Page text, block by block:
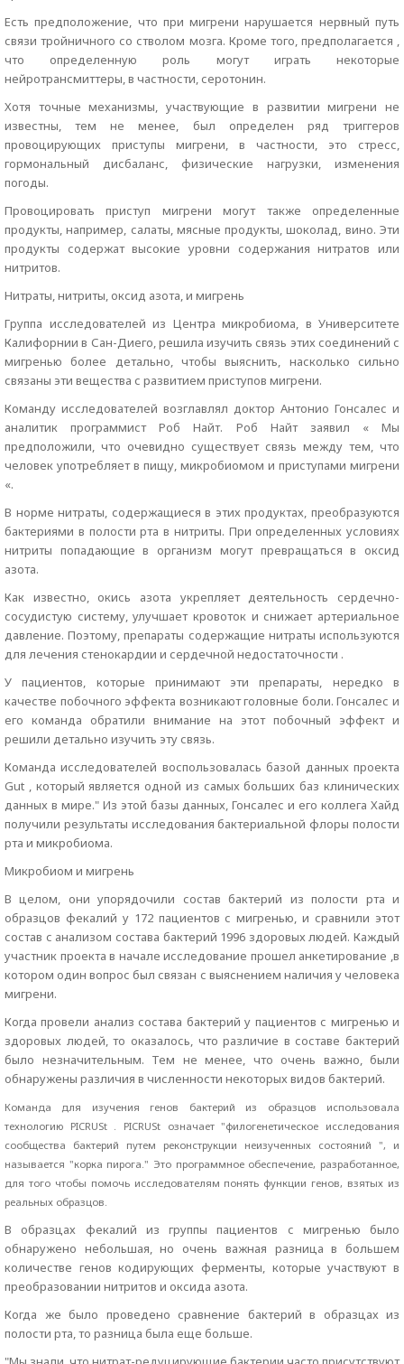
Есть предположение, что при мигрени нарушается нервный путь
связи тройничного со стволом мозга. Кроме того, предполагается ,
что определенную роль могут играть некоторые
нейротрансмиттеры, в частности, серотонин.
Хотя точные механизмы, участвующие в развитии мигрени не
известны, тем не менее, был определен ряд триггеров
провоцирующих приступы мигрени, в частности, это стресс,
гормональный дисбаланс, физические нагрузки, изменения
погоды.
Провоцировать приступ мигрени могут также определенные
продукты, например, салаты, мясные продукты, шоколад, вино. Эти
продукты содержат высокие уровни содержания нитратов или
нитритов.
Нитраты, нитриты, оксид азота, и мигрень
Группа исследователей из Центра микробиома, в Университете
Калифорнии в Сан-Диего, решила изучить связь этих соединений с
мигренью более детально, чтобы выяснить, насколько сильно
связаны эти вещества с развитием приступов мигрени.
Команду исследователей возглавлял доктор Антонио Гонсалес и
аналитик программист Роб Найт. Роб Найт заявил « Мы
предположили, что очевидно существует связь между тем, что
человек употребляет в пищу, микробиомом и приступами мигрени
«.
В норме нитраты, содержащиеся в этих продуктах, преобразуются
бактериями в полости рта в нитриты. При определенных условиях
нитриты попадающие в организм могут превращаться в оксид
азота.
Как известно, окись азота укрепляет деятельность сердечно-
сосудистую систему, улучшает кровоток и снижает артериальное
давление. Поэтому, препараты содержащие нитраты используются
для лечения стенокардии и сердечной недостаточности .
У пациентов, которые принимают эти препараты, нередко в
качестве побочного эффекта возникают головные боли. Гонсалес и
его команда обратили внимание на этот побочный эффект и
решили детально изучить эту связь.
Команда исследователей воспользовалась базой данных проекта
Gut , который является одной из самых больших баз клинических
данных в мире." Из этой базы данных, Гонсалес и его коллега Хайд
получили результаты исследования бактериальной флоры полости
рта и микробиома.
Микробиом и мигрень
В целом, они упорядочили состав бактерий из полости рта и
образцов фекалий у 172 пациентов с мигренью, и сравнили этот
состав с анализом состава бактерий 1996 здоровых людей. Каждый
участник проекта в начале исследование прошел анкетирование ,в
котором один вопрос был связан с выяснением наличия у человека
мигрени.
Когда провели анализ состава бактерий у пациентов с мигренью и
здоровых людей, то оказалось, что различие в составе бактерий
было незначительным. Тем не менее, что очень важно, были
обнаружены различия в численности некоторых видов бактерий.
Команда для изучения генов бактерий из образцов использовала
технологию PICRUSt . PICRUSt означает "филогенетическое исследования
сообщества бактерий путем реконструкции неизученных состояний ", и
называется "корка пирога." Это программное обеспечение, разработанное,
для того чтобы помочь исследователям понять функции генов, взятых из
реальных образцов.
В образцах фекалий из группы пациентов с мигренью было
обнаружено небольшая, но очень важная разница в большем
количестве генов кодирующих ферменты, которые участвуют в
преобразовании нитритов и оксида азота.
Когда же было проведено сравнение бактерий в образцах из
полости рта, то разница была еще больше.